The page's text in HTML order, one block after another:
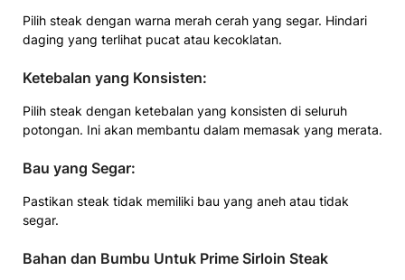
Pilih steak dengan warna merah cerah yang segar. Hindari
daging yang terlihat pucat atau kecoklatan.
Ketebalan yang Konsisten:
Pilih steak dengan ketebalan yang konsisten di seluruh
potongan. Ini akan membantu dalam memasak yang merata.
Bau yang Segar:
Pastikan steak tidak memiliki bau yang aneh atau tidak
segar.
Bahan dan Bumbu Untuk Prime Sirloin Steak